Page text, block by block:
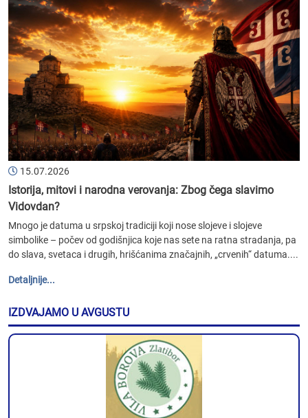
15.07.2026
Istorija, mitovi i narodna verovanja: Zbog čega slavimo
Vidovdan?
Mnogo je datuma u srpskoj tradiciji koji nose slojeve i slojeve
simbolike – počev od godišnjica koje nas sete na ratna stradanja, pa
do slava, svetaca i drugih, hrišćanima značajnih, „crvenih“ datuma....
Detaljnije...
IZDVAJAMO U AVGUSTU